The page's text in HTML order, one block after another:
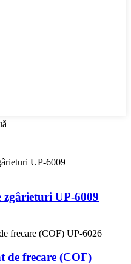
zgârieturi UP-6009
de frecare (COF)